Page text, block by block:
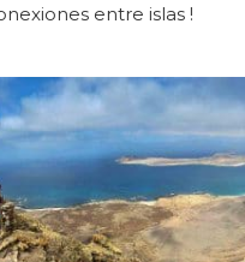
entre islas !